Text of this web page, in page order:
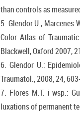
than controls as
5. Glendor U., Marcenes
Color Atlas of
Blackwell, Oxford 2007,
6. Glendor U.:
Traumatol., 2008, 24,
7. Flores M.T. i wsp.:
luxations of permanent